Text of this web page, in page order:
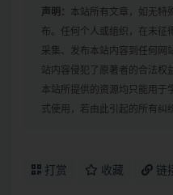
声明： 本站所有文章，如无特
布。任何个人或组织，在未征
采集、发布本站内容到任何网
站内容侵犯了原著者的合法权
本站所提供的资源均只能用于
式使用，若由此引起的所有纠
打赏 收藏 链